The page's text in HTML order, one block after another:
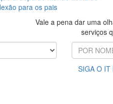
para os pais
Vale a pena dar uma
serviços
SIGA O IT